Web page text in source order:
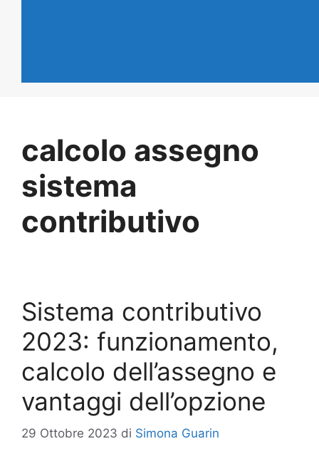
calcolo assegno
sistema
contributivo
Sistema contributivo
2023: funzionamento,
calcolo dell’assegno e
vantaggi dell’opzione
29 Ottobre 2023 di Simona Guarin